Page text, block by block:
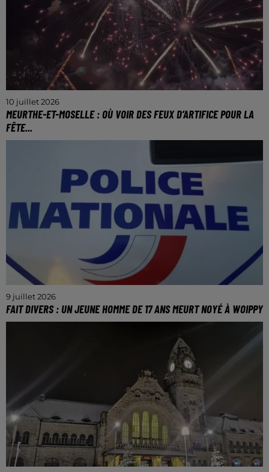
10 juillet 2026
MEURTHE-ET-MOSELLE : OÙ VOIR DES FEUX D’ARTIFICE POUR LA
FÊTE...
De nombreuses communes de la région s’apprêtent
à vous en mettre plein les yeux.
9 juillet 2026
FAIT DIVERS : UN JEUNE HOMME DE 17 ANS MEURT NOYÉ À WOIPPY
L’adolescent était en arrêt cardio-respiratoire à